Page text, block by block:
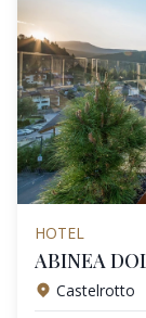
HOTEL
ABINEA
Castelrotto